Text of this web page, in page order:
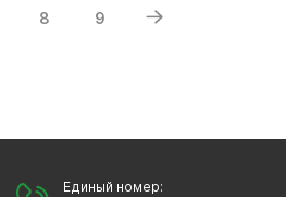
8 9
Единый номер: